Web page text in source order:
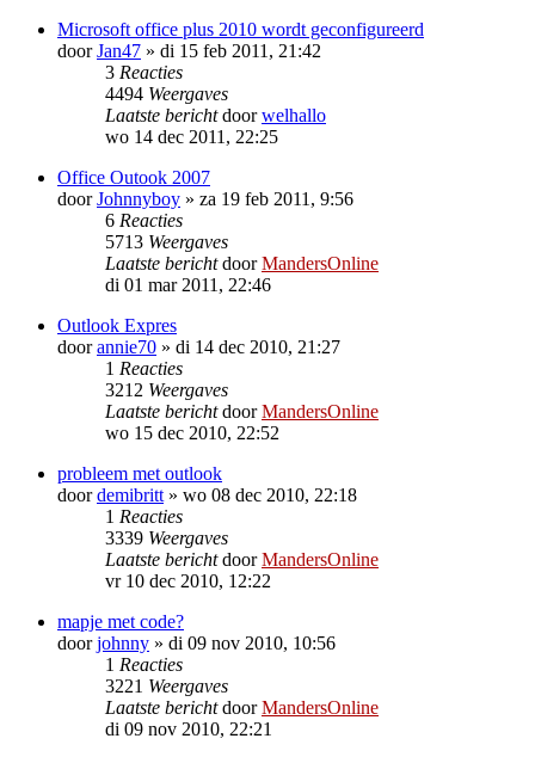
Microsoft office plus 2010 wordt geconfigureerd
doorJan47 » di 15 feb 2011, 21:42
3 Reacties
4494 Weergaves
Laatste berichtdoorwelhallo
wo 14 dec 2011, 22:25
Office Outook 2007
doorJohnnyboy » za 19 feb 2011, 9:56
6 Reacties
5713 Weergaves
Laatste berichtdoorMandersOnline
di 01 mar 2011, 22:46
Outlook Expres
doorannie70 » di 14 dec 2010, 21:27
1 Reacties
3212 Weergaves
Laatste berichtdoorMandersOnline
wo 15 dec 2010, 22:52
probleem met outlook
doordemibritt » wo 08 dec 2010, 22:18
1 Reacties
3339 Weergaves
Laatste berichtdoorMandersOnline
vr 10 dec 2010, 12:22
mapje met code?
doorjohnny » di 09 nov 2010, 10:56
1 Reacties
3221 Weergaves
Laatste berichtdoorMandersOnline
di 09 nov 2010, 22:21